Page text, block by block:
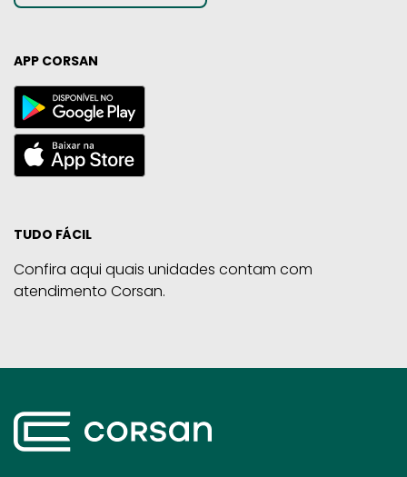
APP CORSAN
TUDO FÁCIL
Confira aqui quais unidades contam com
atendimento Corsan.